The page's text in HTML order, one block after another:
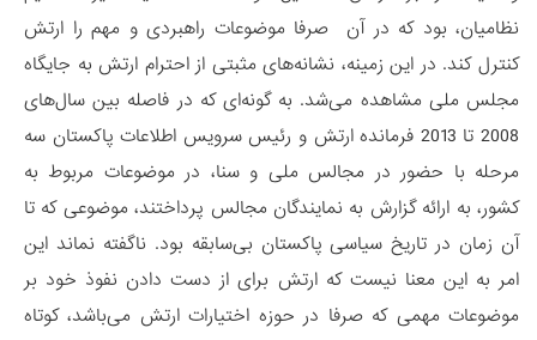
نظامیان، بود که در آن صرفا موضوعات راهبردی و مهم را ارتش
کنترل کند. در این زمینه، نشانه‌های مثبتی از احترام ارتش به جایگاه
مجلس ملی مشاهده می‌شد. به گونه‌ای که در فاصله بین سال‌های
2008 تا 2013 فرمانده‌ ارتش و رئیس سرویس اطلاعات پاکستان سه
مرحله با حضور در مجالس ملی و سنا، در موضوعات مربوط به
کشور، به ارائه گزارش به نمایندگان مجالس پرداختند، موضوعی که تا
آن زمان در تاریخ سیاسی پاکستان بی‌سابقه بود. ناگفته نماند این
امر به این معنا نیست که ارتش برای از دست دادن نفوذ خود بر
موضوعات مهمی که صرفا در حوزه اختیارات ارتش می‌باشد، کوتاه